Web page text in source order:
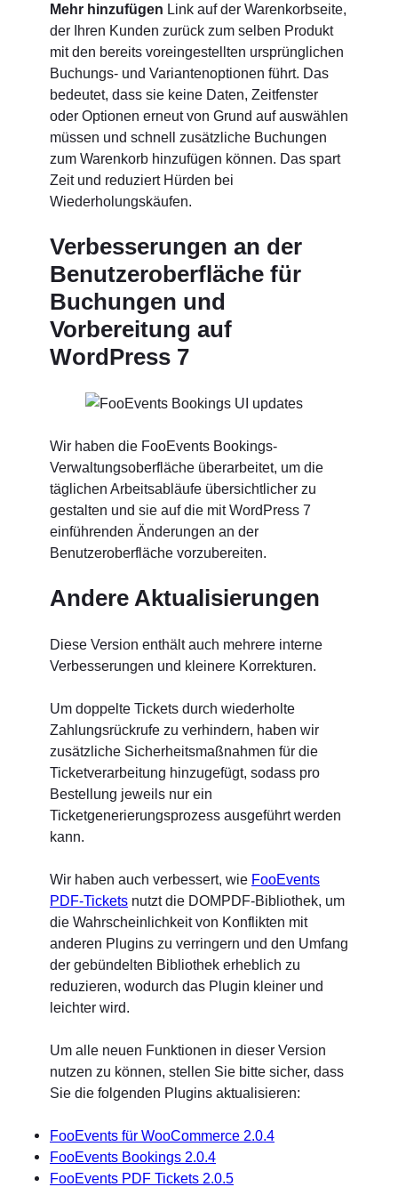
Mehr hinzufügen Link auf der Warenkorbseite,
der Ihren Kunden zurück zum selben Produkt
mit den bereits voreingestellten ursprünglichen
Buchungs- und Variantenoptionen führt. Das
bedeutet, dass sie keine Daten, Zeitfenster
oder Optionen erneut von Grund auf auswählen
müssen und schnell zusätzliche Buchungen
zum Warenkorb hinzufügen können. Das spart
Zeit und reduziert Hürden bei
Wiederholungskäufen.
Verbesserungen an der
Benutzeroberfläche für
Buchungen und
Vorbereitung auf
WordPress 7
Wir haben die FooEvents Bookings-
Verwaltungsoberfläche überarbeitet, um die
täglichen Arbeitsabläufe übersichtlicher zu
gestalten und sie auf die mit WordPress 7
einführenden Änderungen an der
Benutzeroberfläche vorzubereiten.
Andere Aktualisierungen
Diese Version enthält auch mehrere interne
Verbesserungen und kleinere Korrekturen.
Um doppelte Tickets durch wiederholte
Zahlungsrückrufe zu verhindern, haben wir
zusätzliche Sicherheitsmaßnahmen für die
Ticketverarbeitung hinzugefügt, sodass pro
Bestellung jeweils nur ein
Ticketgenerierungsprozess ausgeführt werden
kann.
Wir haben auch verbessert, wie FooEvents
PDF-Tickets nutzt die DOMPDF-Bibliothek, um
die Wahrscheinlichkeit von Konflikten mit
anderen Plugins zu verringern und den Umfang
der gebündelten Bibliothek erheblich zu
reduzieren, wodurch das Plugin kleiner und
leichter wird.
Um alle neuen Funktionen in dieser Version
nutzen zu können, stellen Sie bitte sicher, dass
Sie die folgenden Plugins aktualisieren:
FooEvents für WooCommerce 2.0.4
FooEvents Bookings 2.0.4
FooEvents PDF Tickets 2.0.5